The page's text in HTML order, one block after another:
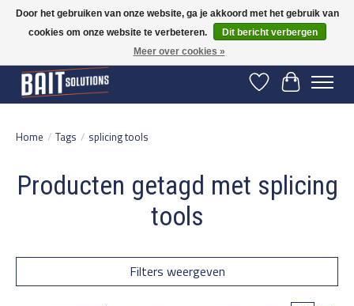
Gratis verzending vanaf 50 euro binnen NL | Op voorraad binnen 2-5 werkdagen
verzonden | België vanaf 70 euro gratis verzonden
Verlanglijst
Home / Tags / splicing tools
Producten getagd met splicing
tools
Filters weergeven
Door het gebruiken van onze website, ga je akkoord met het gebruik van
cookies om onze website te verbeteren.
Dit bericht verbergen
Meer over cookies »